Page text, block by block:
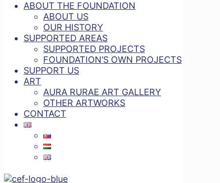
ABOUT THE FOUNDATION
ABOUT US
OUR HISTORY
SUPPORTED AREAS
SUPPORTED PROJECTS
FOUNDATION’S OWN PROJECTS
SUPPORT US
ART
AURA RURAE ART GALLERY
OTHER ARTWORKS
CONTACT